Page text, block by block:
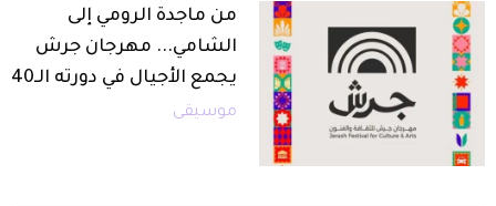
من ماجدة الرومي إلى
الشامي... مهرجان جرش
يجمع الأجيال في دورته الـ40
موسيقى